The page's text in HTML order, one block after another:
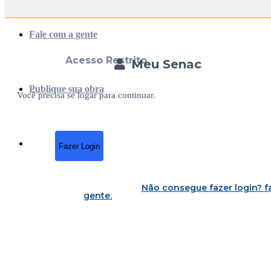
Fale com a gente
Publique sua obra
Meu Senac
Acesso Restrito
Você precisa se logar para continuar.
Fazer Login
Não consegue fazer login?
gente.